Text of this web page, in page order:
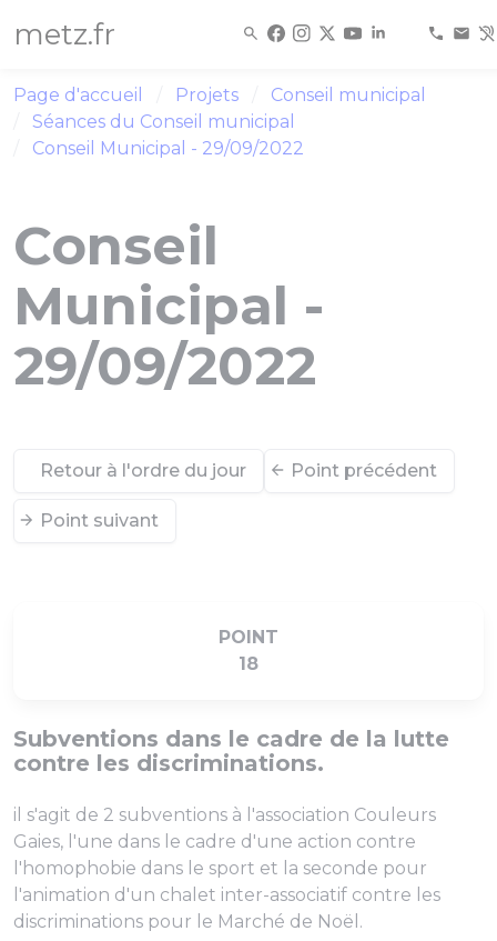
metz.fr
Page d'accueil Projets
Conseil municipal
Séances du Conseil municipal
Conseil Municipal - 29/09/2022
Conseil
Municipal -
29/09/2022
Retour à l'ordre du jour Point précédent
Point suivant
POINT
18
Subventions dans le cadre de la lutte
contre les discriminations.
il s'agit de 2 subventions à l'association Couleurs
Gaies, l'une dans le cadre d'une action contre
l'homophobie dans le sport et la seconde pour
l'animation d'un chalet inter-associatif contre les
discriminations pour le Marché de Noël.